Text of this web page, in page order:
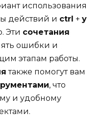
использования
действий и ctrl + y
Эти сочетания
ошибки и
этапам работы.
также помогут вам
, что
и удобному